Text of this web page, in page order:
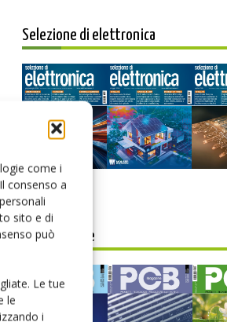
come i
consenso a
sito e di
può
Le tue
le
i
Selezione di elettronica
Edicola web
PCB Magazine